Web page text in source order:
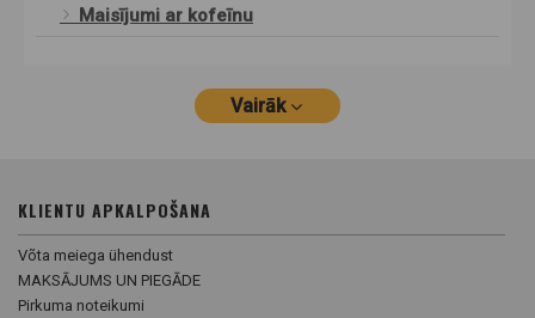
Maisījumi ar kofeīnu
Vairāk
KLIENTU APKALPOŠANA
Võta meiega ühendust
MAKSĀJUMS UN PIEGĀDE
Pirkuma noteikumi